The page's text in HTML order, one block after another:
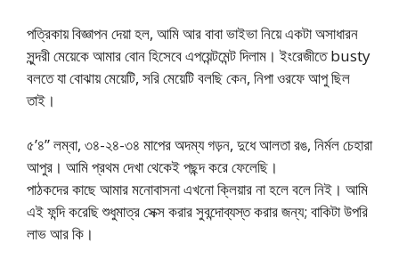
পত্রিকায় বিজ্ঞাপন দেয়া হল, আমি আর বাবা ভাইভা নিয়ে একটা অসাধারন
সুন্দরী মেয়েকে আমার বোন হিসেবে এপয়েন্টমেন্ট দিলাম। ইংরেজীতে busty
বলতে যা বোঝায় মেয়েটি, সরি মেয়েটি বলছি কেন, নিপা ওরফে আপু ছিল
তাই।
৫’৪” লম্বা, ৩৪-২৪-৩৪ মাপের অদম্য গড়ন, দুধে আলতা রঙ, নির্মল চেহারা
আপুর। আমি প্রথম দেখা থেকেই পছন্দ করে ফেলেছি।
পাঠকদের কাছে আমার মনোবাসনা এখনো ক্লিয়ার না হলে বলে নিই। আমি
এই ফন্দি করেছি শুধুমাত্র সেক্স করার সুবন্দোব্যস্ত করার জন্য; বাকিটা উপরি
লাভ আর কি।